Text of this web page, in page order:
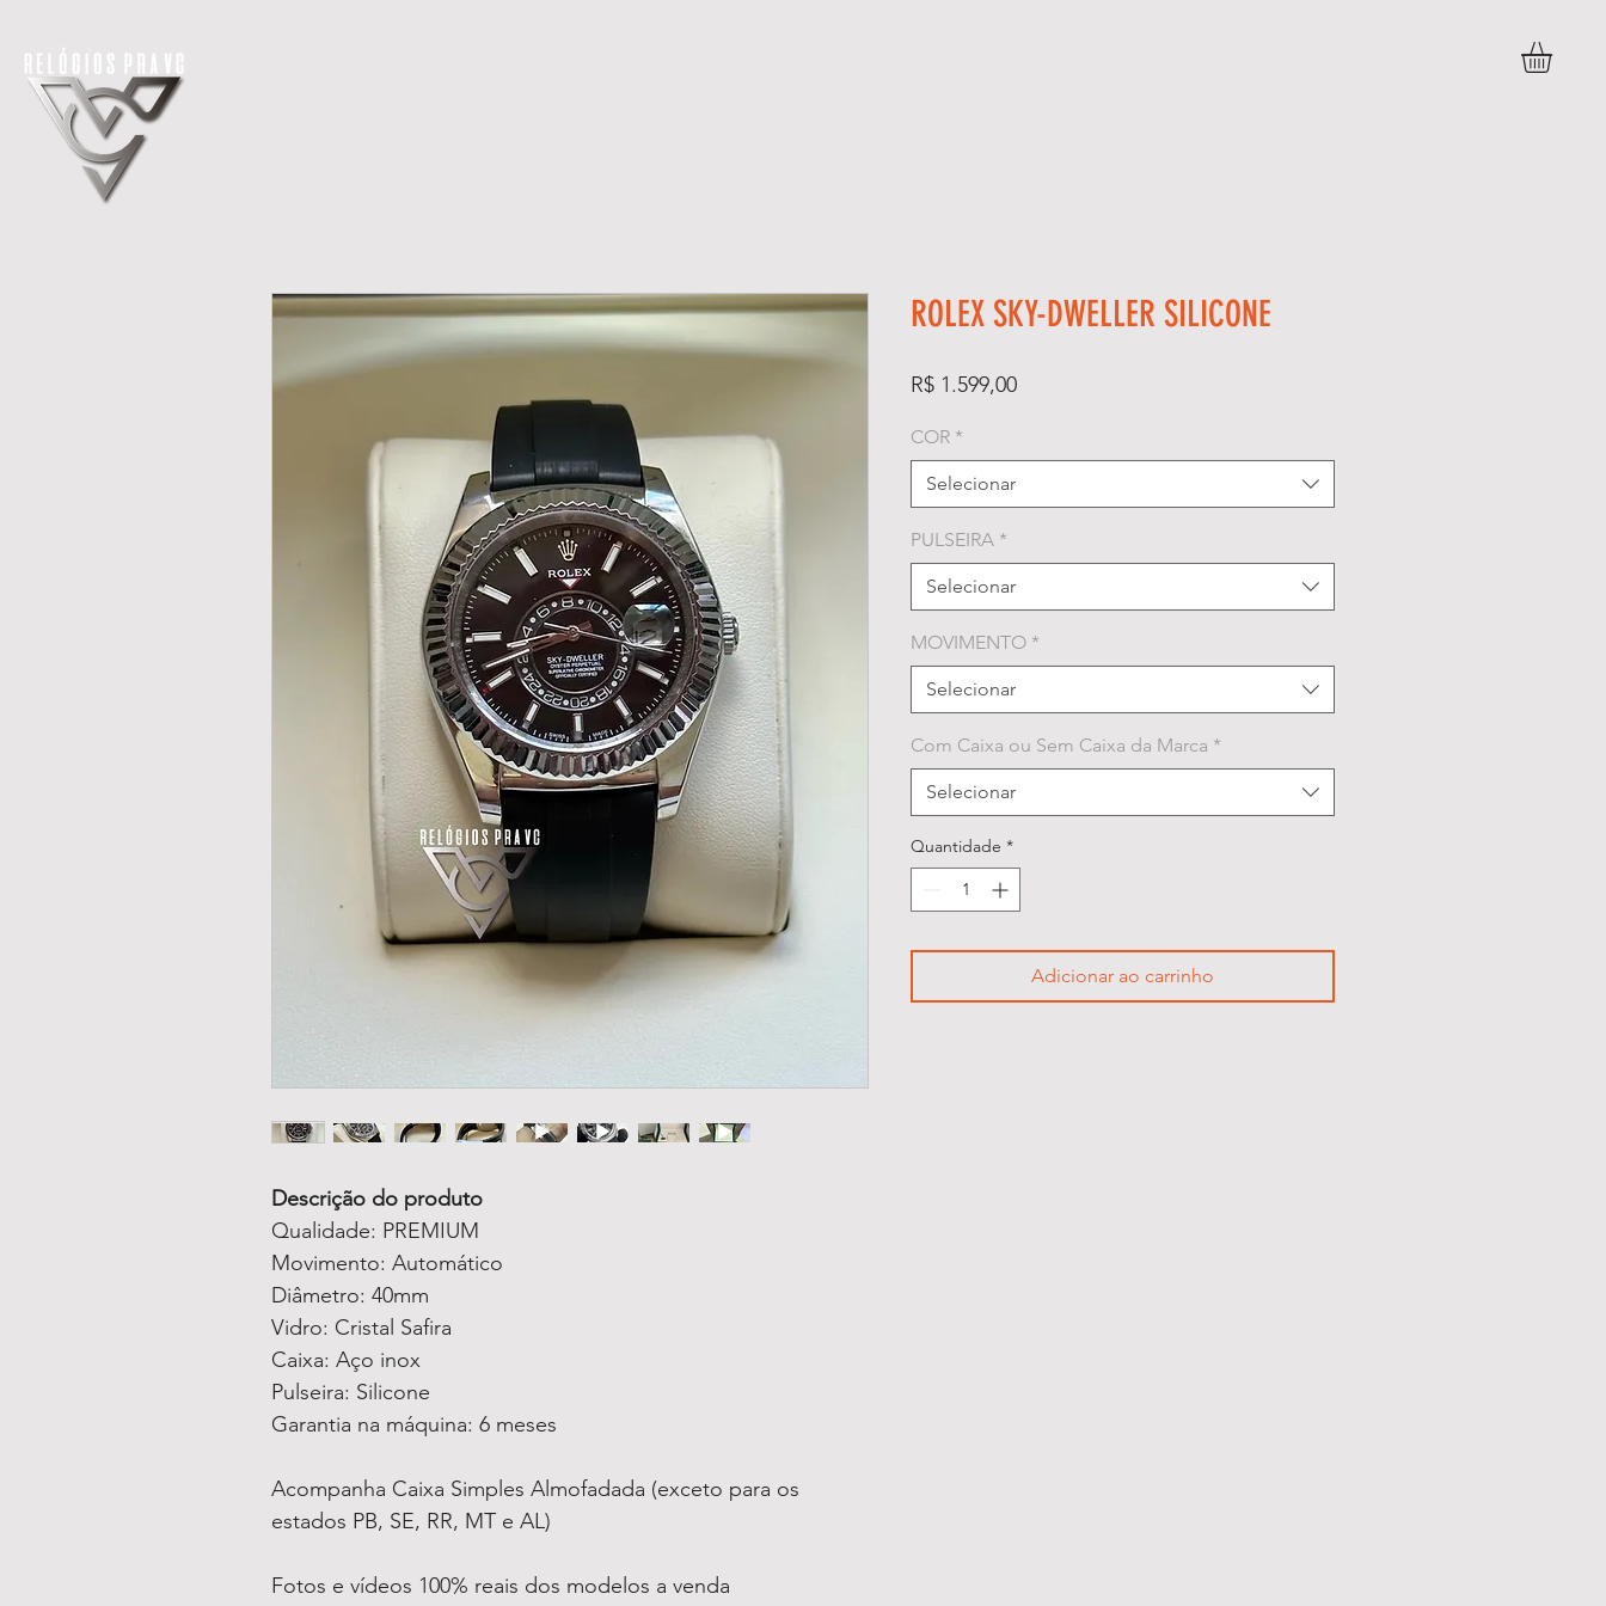
Descrição do produto
Qualidade: PREMIUM
Movimento: Automático
Diâmetro: 40mm
Vidro: Cristal Safira
Caixa: Aço inox
Pulseira: Silicone
Garantia na máquina: 6 meses
Acompanha Caixa Simples Almofadada (exceto para os
estados PB, SE, RR, MT e AL)
Fotos e vídeos 100% reais dos modelos a venda
ROLEX SKY-DWELLER SILICONE
R$ 1.599,00Preço
COR *
Selecionar
PULSEIRA *
Selecionar
MOVIMENTO *
Selecionar
Com Caixa ou Sem Caixa da Marca *
Selecionar
Quantidade *
Adicionar ao carrinho